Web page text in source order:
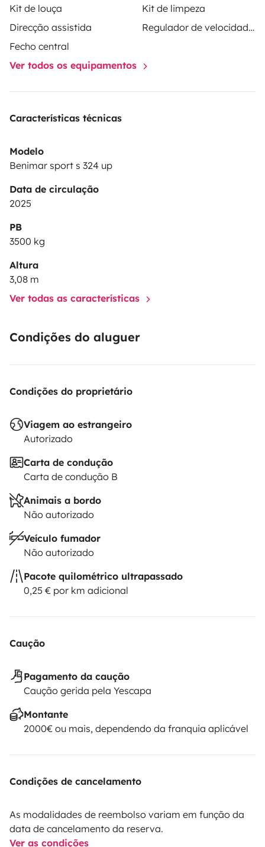
Kit de louça
Kit de limpeza
Direcção assistida
Regulador de velocidade / Cruise Control
Fecho central
Ver todos os equipamentos
Características técnicas
Modelo
Benimar sport s 324 up
Data de circulação
2025
PB
3500 kg
Altura
3,08 m
Ver todas as características
Condições do aluguer
Condições do proprietário
Viagem ao estrangeiro
Autorizado
Carta de condução
Carta de condução B
Animais a bordo
Não autorizado
Veículo fumador
Não autorizado
Pacote quilométrico ultrapassado
0,25 € por km adicional
Caução
Pagamento da caução
Caução gerida pela Yescapa
Montante
2000€ ou mais, dependendo da franquia aplicável
Condições de cancelamento
As modalidades de reembolso variam em função da
data de cancelamento da reserva.
Ver as condições